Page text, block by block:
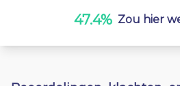
47.4% Zou hier